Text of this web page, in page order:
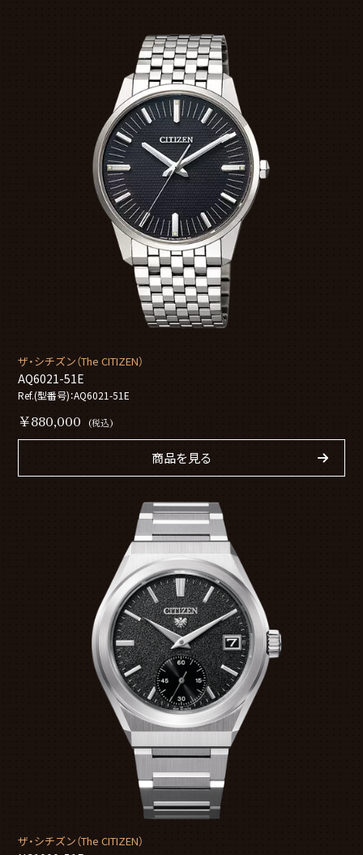
ザ・シチズン（The CITIZEN）
AQ6021-51E
Ref.(型番号)：AQ6021-51E
￥880,000 (税込)
商品を見る
ザ・シチズン（The CITIZEN）